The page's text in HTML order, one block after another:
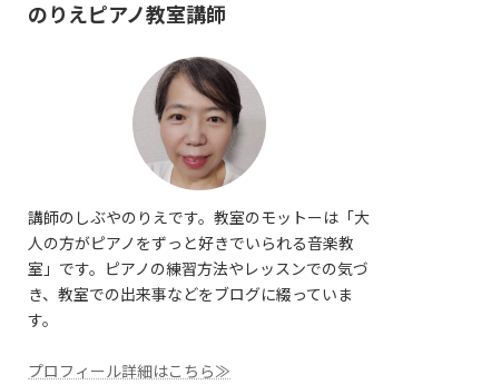
のりえピアノ教室講師
講師のしぶやのりえです。教室のモットーは「大
人の方がピアノをずっと好きでいられる音楽教
室」です。ピアノの練習方法やレッスンでの気づ
き、教室での出来事などをブログに綴っていま
す。
プロフィール詳細はこちら≫